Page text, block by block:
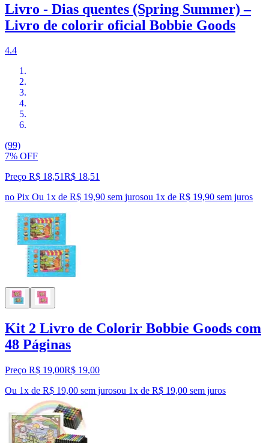
Livro - Dias quentes (Spring Summer) –
Livro de colorir oficial Bobbie Goods
4.4
(99)
7% OFF
Preço R$ 18,51R$ 18,51
no Pix Ou 1x de R$ 19,90 sem jurosou 1x de R$ 19,90 sem juros
Kit 2 Livro de Colorir Bobbie Goods com
48 Páginas
Preço R$ 19,00R$ 19,00
Ou 1x de R$ 19,00 sem jurosou 1x de R$ 19,00 sem juros